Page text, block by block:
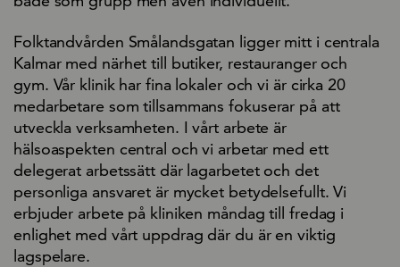
Folktandvården Smålandsgatan ligger mitt i centrala
Kalmar med närhet till butiker, restauranger och
gym. Vår klinik har fina lokaler och vi är cirka 20
medarbetare som tillsammans fokuserar på att
utveckla verksamheten. I vårt arbete är
hälsoaspekten central och vi arbetar med ett
delegerat arbetssätt där lagarbetet och det
personliga ansvaret är mycket betydelsefullt. Vi
erbjuder arbete på kliniken måndag till fredag i
enlighet med vårt uppdrag där du är en viktig
lagspelare.